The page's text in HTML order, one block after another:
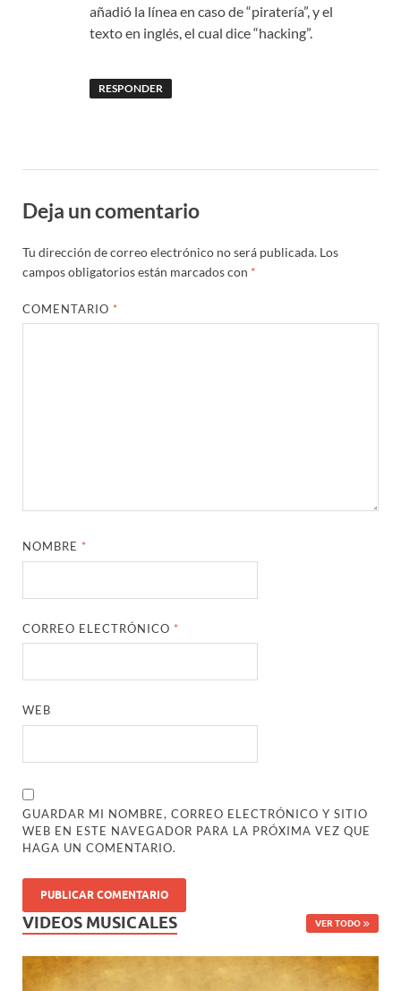
añadió la línea en caso de “piratería”, y el
texto en inglés, el cual dice “hacking”.
RESPONDER
Deja un comentario
Tu dirección de correo electrónico no será publicada. Los
campos obligatorios están marcados con *
COMENTARIO *
NOMBRE *
CORREO ELECTRÓNICO *
WEB
GUARDAR MI NOMBRE, CORREO ELECTRÓNICO Y SITIO
WEB EN ESTE NAVEGADOR PARA LA PRÓXIMA VEZ QUE
HAGA UN COMENTARIO.
VIDEOS MUSICALES VER TODO